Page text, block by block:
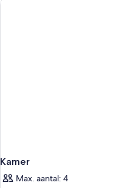
Kamer
Max. aantal: 4